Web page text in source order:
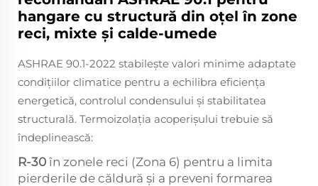
hangare cu structură din oțel în zone
reci, mixte și calde-umede
ASHRAE 90.1-2022 stabilește valori minime adaptate
condițiilor climatice pentru a echilibra eficiența
energetică, controlul condensului și stabilitatea
structurală. Termoizolația acoperișului trebuie să
îndeplinească:
R-30 în zonele reci (Zona 6) pentru a limita
pierderile de căldură și a preveni formarea